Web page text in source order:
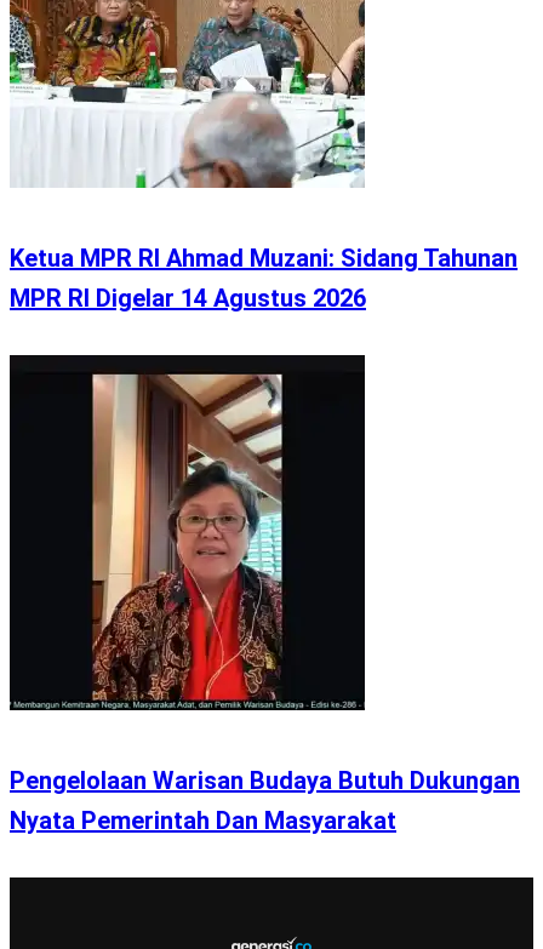
Ketua MPR RI Ahmad Muzani: Sidang Tahunan
MPR RI Digelar 14 Agustus 2026
Pengelolaan Warisan Budaya Butuh Dukungan
Nyata Pemerintah Dan Masyarakat